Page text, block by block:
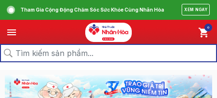
Tham Gia Cộng Động Chăm Sóc Sức Khỏe Cùng Nhân Hòa XEM NGAY
0